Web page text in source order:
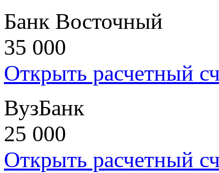
Банк Восточный
35 000
Открыть расчетный
ВузБанк
25 000
Открыть расчетный